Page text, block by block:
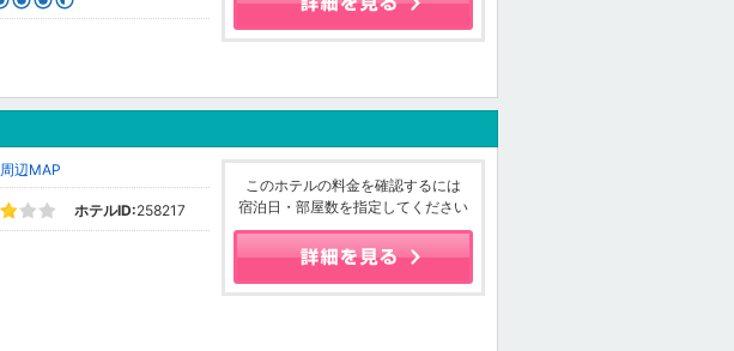
周辺MAP
ホテルID:258217
このホテルの料金を確認するには
宿泊日・部屋数を指定してください